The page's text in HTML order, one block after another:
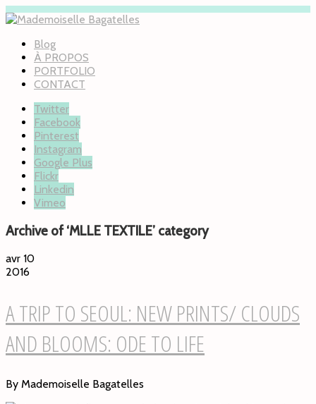
Blog
À PROPOS
PORTFOLIO
CONTACT
Twitter
Facebook
Pinterest
Instagram
Google Plus
Flickr
Linkedin
Vimeo
Archive of ‘MLLE TEXTILE’ category
avr 10
2016
A TRIP TO SEOUL: NEW PRINTS/ CLOUDS
AND BLOOMS: ODE TO LIFE
By Mademoiselle Bagatelles